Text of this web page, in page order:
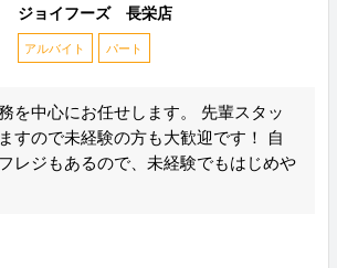
ジョイフーズ 長栄店
アルバイト パート
を中心にお任せします。 先輩スタッ
すので未経験の方も大歓迎です！ 自
レジもあるので、未経験でもはじめや